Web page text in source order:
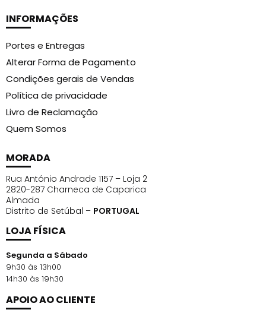
INFORMAÇÕES
Portes e Entregas
Alterar Forma de Pagamento
Condições gerais de Vendas
Política de privacidade
Livro de Reclamação
Quem Somos
MORADA
Rua António Andrade 1157 – Loja 2
2820-287 Charneca de Caparica
Almada
Distrito de Setúbal – PORTUGAL
LOJA FÍSICA
Segunda a Sábado
9h30 às 13h00
14h30 às 19h30
APOIO AO CLIENTE